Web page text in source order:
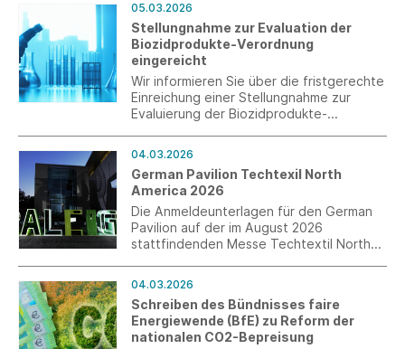
und richtet sich an die Wahlberechtigten.
05.03.2026
Stellungnahme zur Evaluation der
Biozidprodukte-Verordnung
eingereicht
Wir informieren Sie über die fristgerechte
Einreichung einer Stellungnahme zur
Evaluierung der Biozidprodukte-
04.03.2026
German Pavilion Techtexil North
America 2026
Die Anmeldeunterlagen für den German
Pavilion auf der im August 2026
stattfindenden Messe Techtextil North
04.03.2026
Schreiben des Bündnisses faire
Energiewende (BfE) zu Reform der
nationalen CO2-Bepreisung